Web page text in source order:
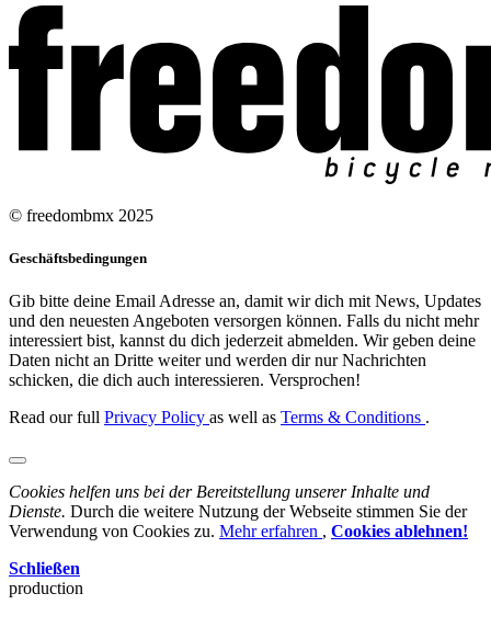
© freedombmx 2025
Geschäftsbedingungen
Gib bitte deine Email Adresse an, damit wir dich mit News, Updates
und den neuesten Angeboten versorgen können. Falls du nicht mehr
interessiert bist, kannst du dich jederzeit abmelden. Wir geben deine
Daten nicht an Dritte weiter und werden dir nur Nachrichten
schicken, die dich auch interessieren. Versprochen!
Read our full Privacy Policy as well as Terms & Conditions .
Cookies helfen uns bei der Bereitstellung unserer Inhalte und
Dienste. Durch die weitere Nutzung der Webseite stimmen Sie der
Verwendung von Cookies zu. Mehr erfahren , Cookies ablehnen!
Schließen
production